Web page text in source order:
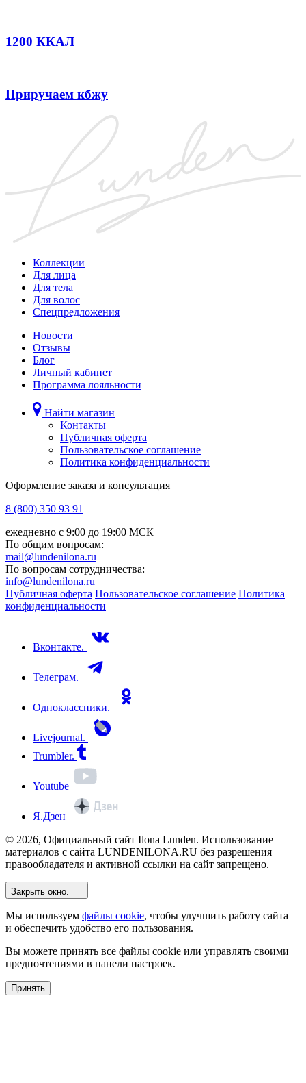
1200 ККАЛ
Приручаем кбжу
Коллекции
Для лица
Для тела
Для волос
Спецпредложения
Новости
Отзывы
Блог
Личный кабинет
Программа лояльности
Найти магазин
Контакты
Публичная оферта
Пользовательское соглашение
Политика конфиденциальности
Оформление заказа и консультация
8 (800) 350 93 91
ежедневно с 9:00 до 19:00 МСК
По общим вопросам:
mail@lundenilona.ru
По вопросам сотрудничества:
info@lundenilona.ru
Публичная оферта Пользовательское соглашение Политика
конфиденциальности
Вконтакте.
Телеграм.
Одноклассники.
Livejournal.
Trumbler.
Youtube
Я.Дзен
© 2026, Официальный сайт Ilona Lunden. Использование
материалов с сайта LUNDENILONA.RU без разрешения
правообладателя и активной ссылки на сайт запрещено.
Закрыть окно.
Мы используем файлы cookie, чтобы улучшить работу сайта
и обеспечить удобство его пользования.
Вы можете принять все файлы cookie или управлять своими
предпочтениями в панели настроек.
Принять